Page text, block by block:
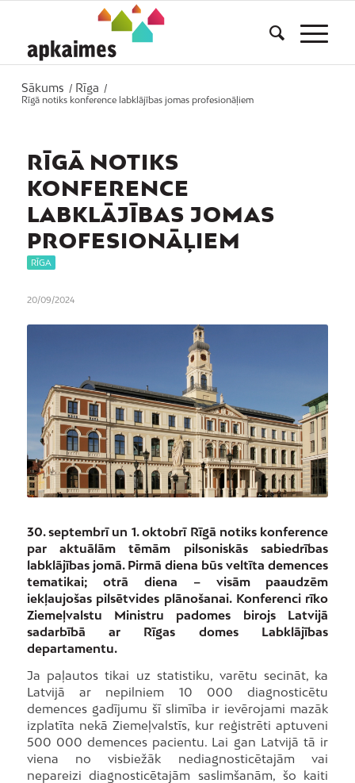
Sākums / Rīga
/
Rīgā notiks konference labklājības jomas profesionāļiem
RĪGĀ NOTIKS
KONFERENCE
LABKLĀJĪBAS JOMAS
PROFESIONĀĻIEM
RĪGA
20/09/2024
30. septembrī un 1. oktobrī Rīgā notiks konference
par aktuālām tēmām pilsoniskās sabiedrības
labklājības jomā. Pirmā diena būs veltīta demences
tematikai; otrā diena – visām paaudzēm
iekļaujošas pilsētvides plānošanai. Konferenci rīko
Ziemeļvalstu Ministru padomes birojs Latvijā
sadarbībā ar Rīgas domes Labklājības
departamentu.
Ja paļautos tikai uz statistiku, varētu secināt, ka
Latvijā ar nepilniem 10 000 diagnosticētu
demences gadījumu šī slimība ir ievērojami mazāk
izplatīta nekā Ziemeļvalstīs, kur reģistrēti aptuveni
500 000 demences pacientu. Lai gan Latvijā tā ir
viena no visbiežāk nediagnosticētajām vai
nepareizi diagnosticētajām saslimšanām, šo kaiti